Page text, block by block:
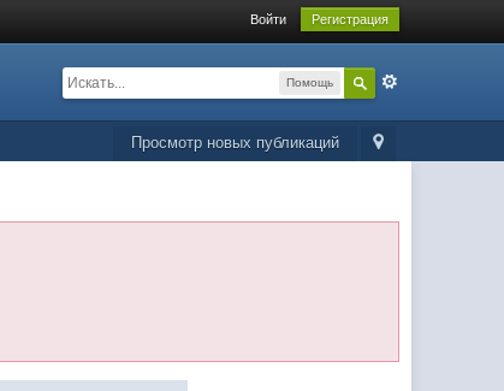
Войти Регистрация
Помощь
Просмотр новых публикаций